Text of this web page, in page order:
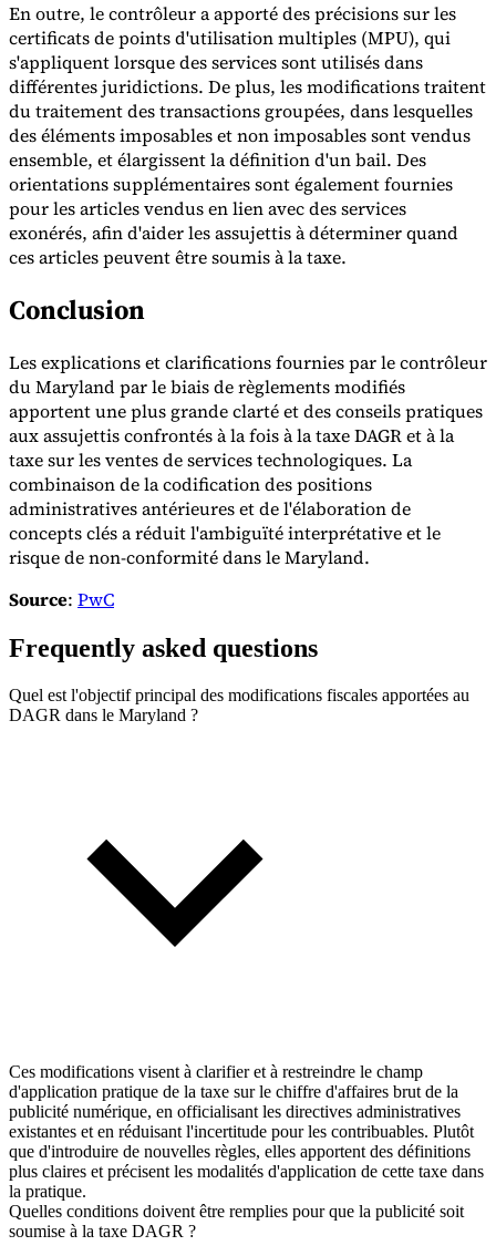
En outre, le contrôleur a apporté des précisions sur les
certificats de points d'utilisation multiples (MPU), qui
s'appliquent lorsque des services sont utilisés dans
différentes juridictions. De plus, les modifications traitent
du traitement des transactions groupées, dans lesquelles
des éléments imposables et non imposables sont vendus
ensemble, et élargissent la définition d'un bail. Des
orientations supplémentaires sont également fournies
pour les articles vendus en lien avec des services
exonérés, afin d'aider les assujettis à déterminer quand
ces articles peuvent être soumis à la taxe.
Conclusion
Les explications et clarifications fournies par le contrôleur
du Maryland par le biais de règlements modifiés
apportent une plus grande clarté et des conseils pratiques
aux assujettis confrontés à la fois à la taxe DAGR et à la
taxe sur les ventes de services technologiques. La
combinaison de la codification des positions
administratives antérieures et de l'élaboration de
concepts clés a réduit l'ambiguïté interprétative et le
risque de non-conformité dans le Maryland.
Source: PwC
Frequently asked questions
Quel est l'objectif principal des modifications fiscales apportées au
DAGR dans le Maryland ?
Ces modifications visent à clarifier et à restreindre le champ
d'application pratique de la taxe sur le chiffre d'affaires brut de la
publicité numérique, en officialisant les directives administratives
existantes et en réduisant l'incertitude pour les contribuables. Plutôt
que d'introduire de nouvelles règles, elles apportent des définitions
plus claires et précisent les modalités d'application de cette taxe dans
la pratique.
Quelles conditions doivent être remplies pour que la publicité soit
soumise à la taxe DAGR ?